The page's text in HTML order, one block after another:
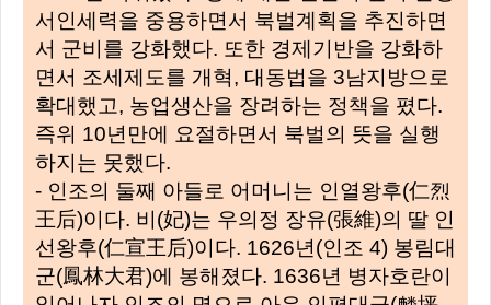
서인세력을 중용하면서 북벌계획을 추진하면
서 군비를 강화했다. 또한 경제기반을 강화하
면서 조세제도를 개혁, 대동법을 3남지방으로
확대했고, 농업생산을 장려하는 정책을 폈다.
즉위 10년만에 요절하면서 북벌의 뜻을 실행
하지는 못했다.
- 인조의 둘째 아들로 어머니는 인열왕후(仁烈
王后)이다. 비(妃)는 우의정 장유(張維)의 딸 인
선왕후(仁宣王后)이다. 1626년(인조 4) 봉림대
군(鳳林大君)에 봉해졌다. 1636년 병자호란이